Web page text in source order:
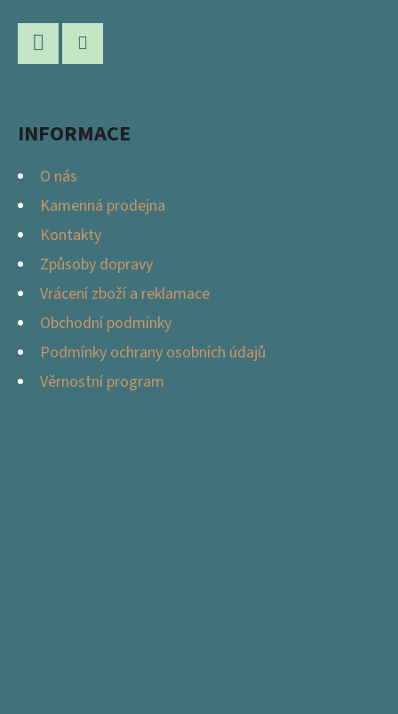
INFORMACE
O nás
Kamenná prodejna
Kontakty
Způsoby dopravy
Vrácení zboží a reklamace
Obchodní podmínky
Podmínky ochrany osobních údajů
Věrnostní program